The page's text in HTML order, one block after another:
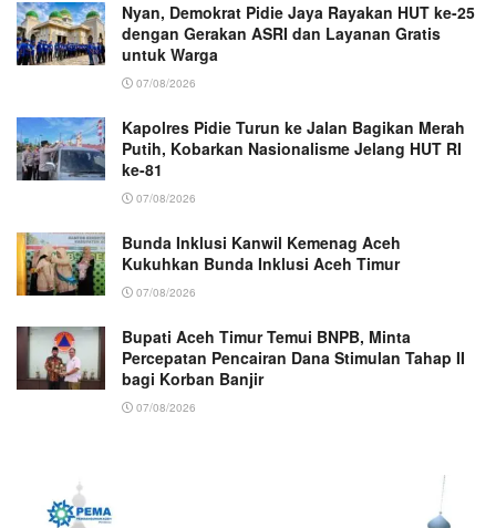
Nyan, Demokrat Pidie Jaya Rayakan HUT ke-25
dengan Gerakan ASRI dan Layanan Gratis
untuk Warga
07/08/2026
Kapolres Pidie Turun ke Jalan Bagikan Merah
Putih, Kobarkan Nasionalisme Jelang HUT RI
ke-81
07/08/2026
Bunda Inklusi Kanwil Kemenag Aceh
Kukuhkan Bunda Inklusi Aceh Timur
07/08/2026
Bupati Aceh Timur Temui BNPB, Minta
Percepatan Pencairan Dana Stimulan Tahap II
bagi Korban Banjir
07/08/2026